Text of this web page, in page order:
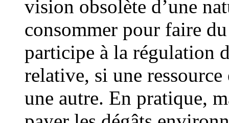
vision obsolète d’une
consommer pour faire
participe à la régulation
relative, si une
une autre. En pratique,